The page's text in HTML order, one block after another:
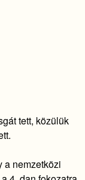
tett, közülük
a nemzetközi